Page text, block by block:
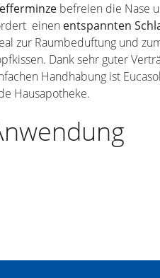
befreien die Nase
einen entspannten
zur Raumbeduftung und
Dank sehr guter
Handhabung ist
Hausapotheke.